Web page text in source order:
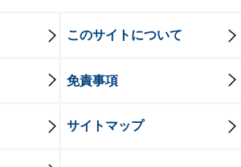
このサイトについて
免責事項
サイトマップ